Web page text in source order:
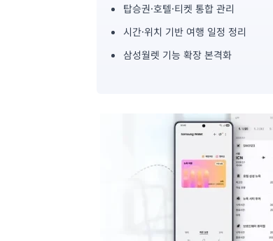
심
탑승권·호텔·티켓 통합 관리
시간·위치 기반 여행 일정 정리
삼성월렛 기능 확장 본격화